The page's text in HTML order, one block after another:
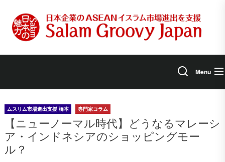
content
Menu
ムスリム市場進出支援 橋本 専門家コラム
【ニューノーマル時代】どうなるマレーシ
ア・インドネシアのショッピングモー
ル？